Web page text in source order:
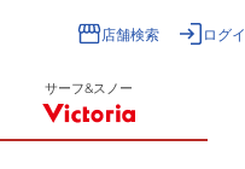
店舗検索 ログ
サーフ&スノー